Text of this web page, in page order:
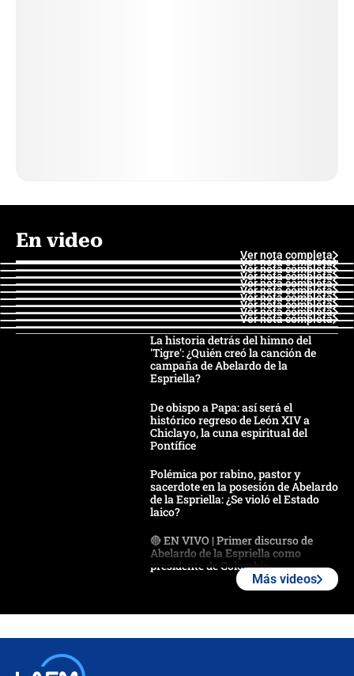
En video
Ver nota completa
Ver nota completa
Ver nota completa
Ver nota completa
Ver nota completa
Ver nota completa
Ver nota completa
Ver nota completa
Ver nota completa
Ver nota completa
La historia detrás del himno del
'Tigre': ¿Quién creó la canción de
campaña de Abelardo de la
Espriella?
De obispo a Papa: así será el
histórico regreso de León XIV a
Chiclayo, la cuna espiritual del
Pontífice
Polémica por rabino, pastor y
sacerdote en la posesión de Abelardo
de la Espriella: ¿Se violó el Estado
laico?
🔴 EN VIVO | Primer discurso de
Abelardo de la Espriella como
presidente de Colombia
Más videos